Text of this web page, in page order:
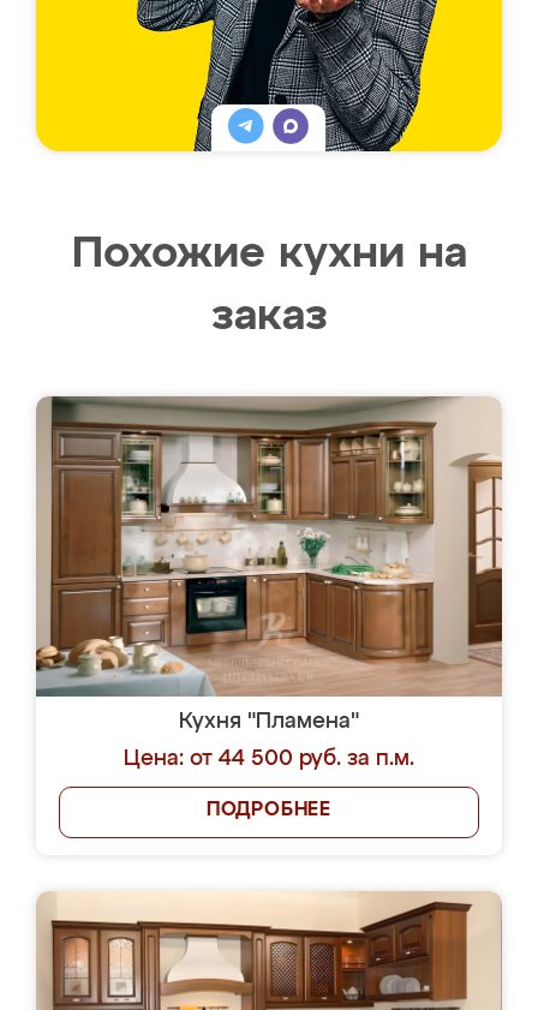
Похожие кухни на
заказ
Кухня "Пламена"
Цена: от 44 500 руб. за п.м.
ПОДРОБНЕЕ